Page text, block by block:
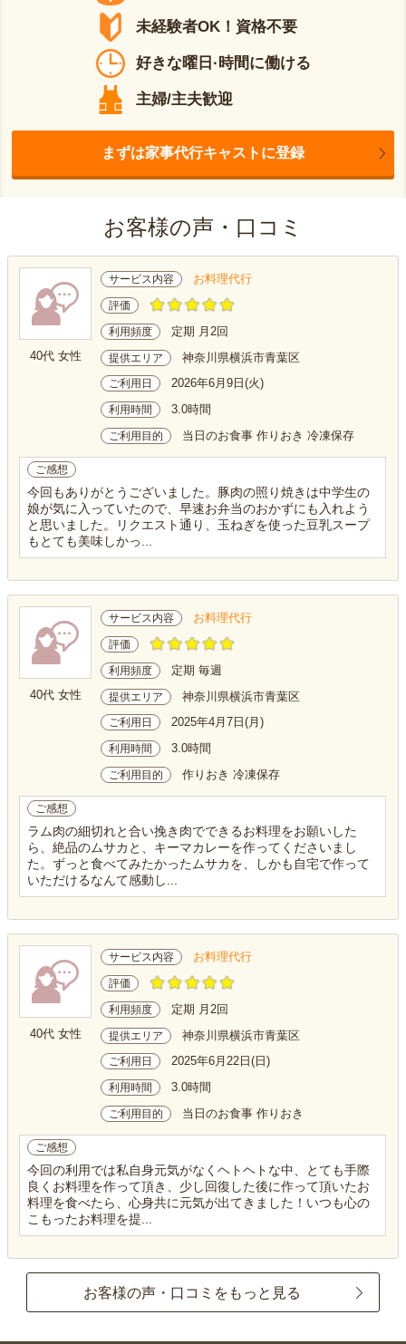
未経験者OK！資格不要
好きな曜日·時間に働ける
主婦/主夫歓迎
まずは家事代行キャストに登録
お客様の声・口コミ
40代 女性
サービス内容 お料理代行
評価
利用頻度 定期 月2回
提供エリア 神奈川県横浜市青葉区
ご利用日 2026年6月9日(火)
利用時間 3.0時間
ご利用目的 当日のお食事 作りおき 冷凍保存
ご感想
今回もありがとうございました。豚肉の照り焼きは中学生の
娘が気に入っていたので、早速お弁当のおかずにも入れよう
と思いました。リクエスト通り、玉ねぎを使った豆乳スープ
もとても美味しかっ...
40代 女性
サービス内容 お料理代行
評価
利用頻度 定期 毎週
提供エリア 神奈川県横浜市青葉区
ご利用日 2025年4月7日(月)
利用時間 3.0時間
ご利用目的 作りおき 冷凍保存
ご感想
ラム肉の細切れと合い挽き肉でできるお料理をお願いした
ら、絶品のムサカと、キーマカレーを作ってくださいまし
た。ずっと食べてみたかったムサカを、しかも自宅で作って
いただけるなんて感動し...
40代 女性
サービス内容 お料理代行
評価
利用頻度 定期 月2回
提供エリア 神奈川県横浜市青葉区
ご利用日 2025年6月22日(日)
利用時間 3.0時間
ご利用目的 当日のお食事 作りおき
ご感想
今回の利用では私自身元気がなくヘトヘトな中、とても手際
良くお料理を作って頂き、少し回復した後に作って頂いたお
料理を食べたら、心身共に元気が出てきました！いつも心の
こもったお料理を提...
お客様の声・口コミをもっと見る